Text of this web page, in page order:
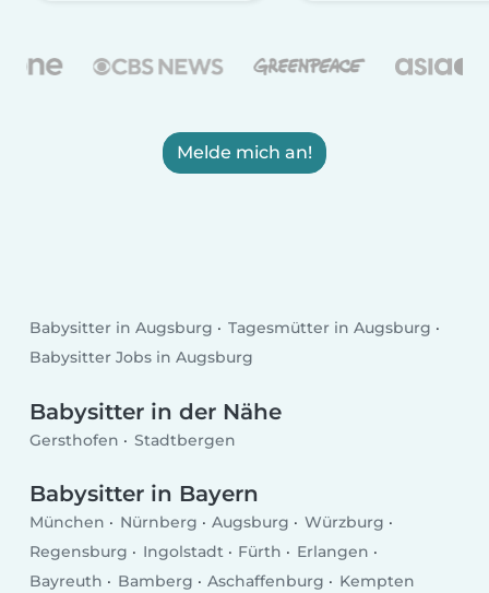
Melde mich an!
Babysitter in Augsburg
Tagesmütter in Augsburg
Babysitter Jobs in Augsburg
Babysitter in der Nähe
Gersthofen Stadtbergen
Babysitter in Bayern
München Nürnberg Augsburg
Würzburg
Regensburg
Ingolstadt Fürth
Erlangen
Bayreuth
Bamberg Aschaffenburg Kempten